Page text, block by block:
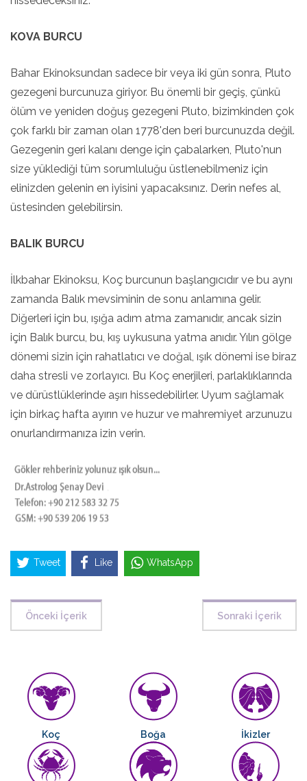
KOVA BURCU
Bahar Ekinoksundan sadece bir veya iki gün sonra, Pluto
gezegeni burcunuza giriyor. Bu önemli bir geçiş, çünkü
ölüm ve yeniden doğuş gezegeni Pluto, bizimkinden çok
çok farklı bir zaman olan 1778'den beri burcunuzda değil.
Gezegenin geri kalanı denge için çabalarken, Pluto'nun
size yüklediği tüm sorumluluğu üstlenebilmeniz için
elinizden gelenin en iyisini yapacaksınız. Derin nefes al,
üstesinden gelebilirsin.
BALIK BURCU
İlkbahar Ekinoksu, Koç burcunun başlangıcıdır ve bu aynı
zamanda Balık mevsiminin de sonu anlamına gelir.
Diğerleri için bu, ışığa adım atma zamanıdır, ancak sizin
için Balık burcu, bu, kış uykusuna yatma anıdır. Yılın gölge
dönemi sizin için rahatlatıcı ve doğal, ışık dönemi ise biraz
daha stresli ve zorlayıcı. Bu Koç enerjileri, parlaklıklarında
ve dürüstlüklerinde aşırı hissedebilirler. Uyum sağlamak
için birkaç hafta ayırın ve huzur ve mahremiyet arzunuzu
onurlandırmanıza izin verin.
Tweet Like WhatsApp
Önceki İçerik Sonraki İçerik
Koç Boğa İkizler